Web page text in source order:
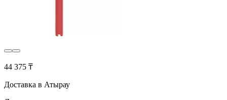
44 375 ₸
Доставка в Атырау